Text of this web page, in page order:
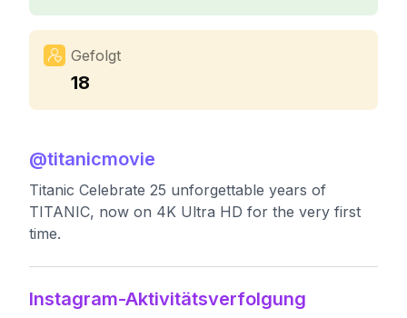
Gefolgt
18
@titanicmovie
Titanic Celebrate 25 unforgettable years of
TITANIC, now on 4K Ultra HD for the very first
time.
Instagram-Aktivitätsverfolgung